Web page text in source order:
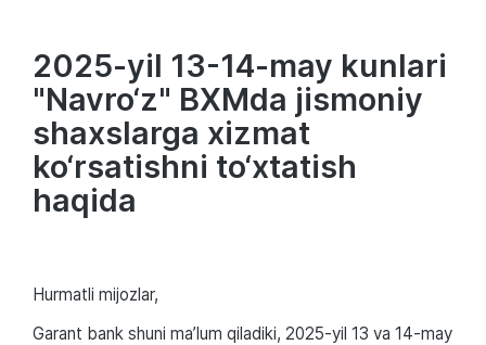
2025-yil 13-14-may kunlari
"Navro‘z" BXMda jismoniy
shaxslarga xizmat
ko‘rsatishni to‘xtatish
haqida
Hurmatli mijozlar,
Garant bank shuni ma’lum qiladiki, 2025-yil 13 va 14-may